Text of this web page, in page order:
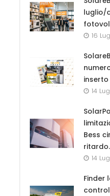
luglio/
16
14
Bess
14
Finder